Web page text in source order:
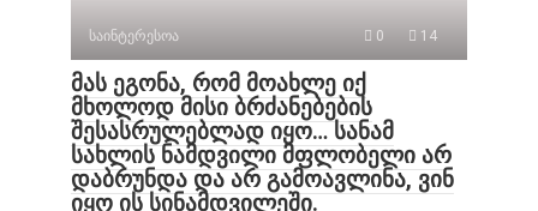
საინტერესოა 0 14
მას ეგონა, რომ მოახლე იქ
მხოლოდ მისი ბრძანებების
შესასრულებლად იყო… სანამ
სახლის ნამდვილი მფლობელი არ
დაბრუნდა და არ გამოავლინა, ვინ
იყო ის სინამდვილეში.